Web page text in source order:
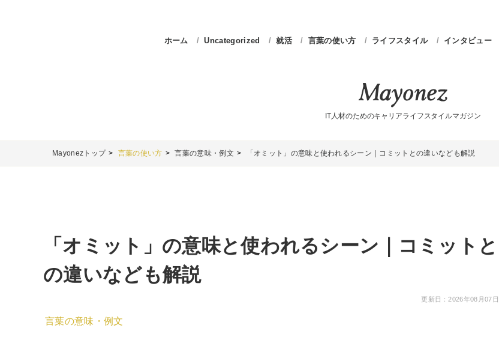
ホーム Uncategorized 就活 言葉の使い方 ライフスタイル インタビュー
IT人材のためのキャリアライフスタイルマガジン
Mayonezトップ 言葉の使い方 言葉の意味・例文 「オミット」の意味と使われるシーン｜コミットとの違いなども解説
「オミット」の意味と使われるシーン｜コミットと
の違いなども解説
更新日：2026年08月07日
言葉の意味・例文